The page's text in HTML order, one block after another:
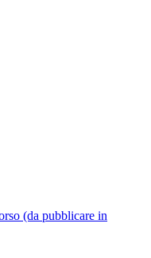
(da pubblicare in